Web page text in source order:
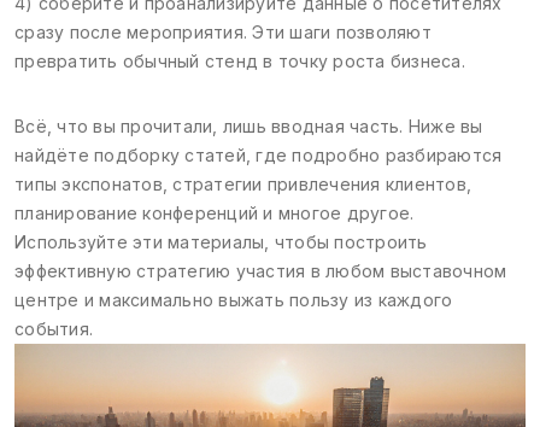
сразу после мероприятия. Эти шаги позволяют
превратить обычный стенд в точку роста бизнеса.
Всё, что вы прочитали, лишь вводная часть. Ниже вы
найдёте подборку статей, где подробно разбираются
типы экспонатов, стратегии привлечения клиентов,
планирование конференций и многое другое.
Используйте эти материалы, чтобы построить
эффективную стратегию участия в любом выставочном
центре и максимально выжать пользу из каждого
события.